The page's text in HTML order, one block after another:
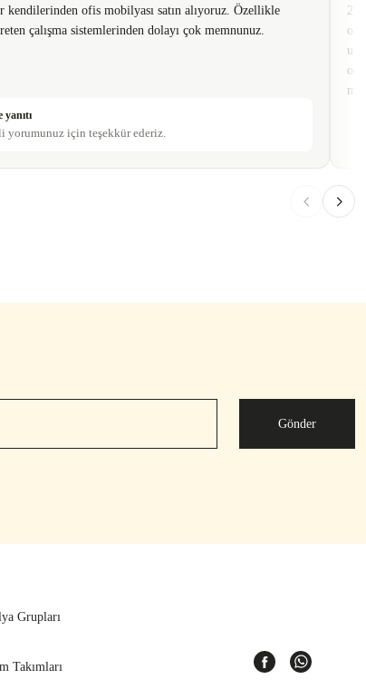
kendilerinden ofis mobilyası satın alıyoruz. Özellikle
çalışma sistemlerinden dolayı çok memnunuz.
yanıtı
yorumunuz için teşekkür ederiz.
2
Gönder
Grupları
Takımları